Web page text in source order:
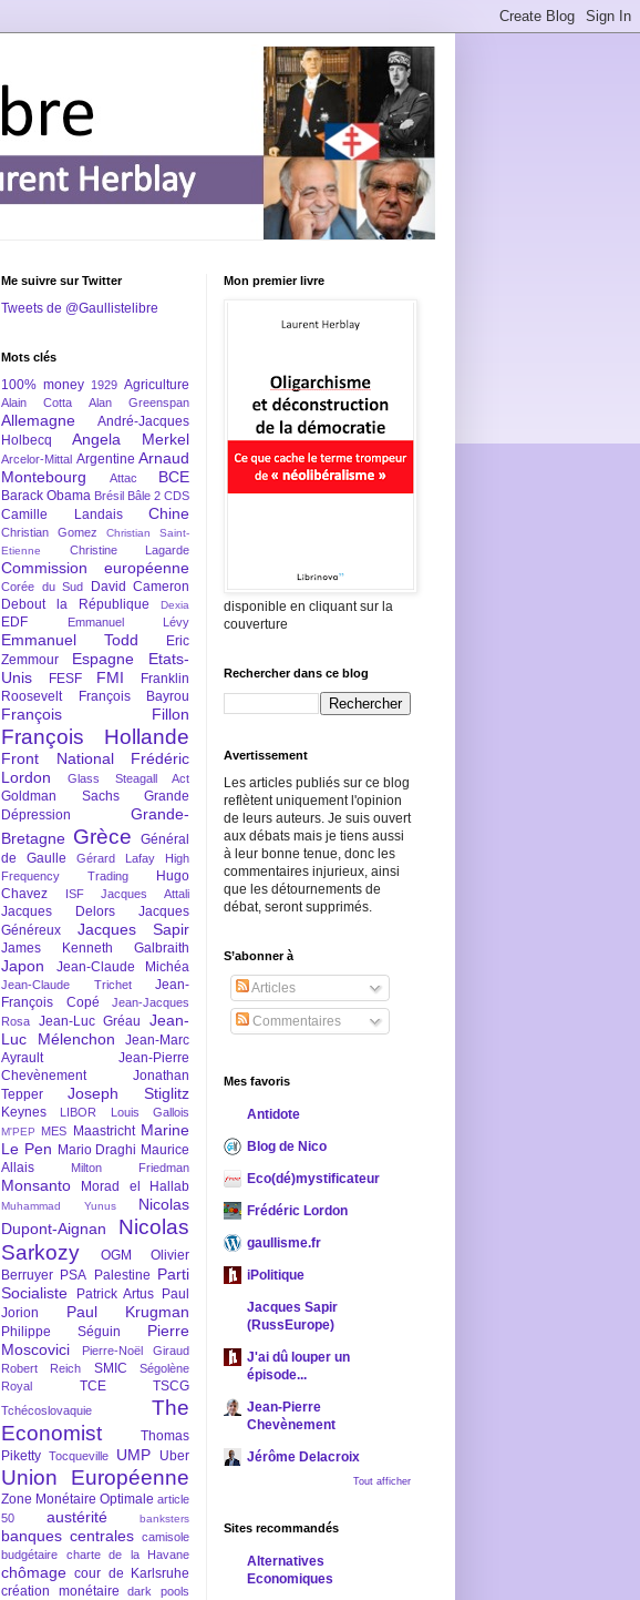
Me suivre sur Twitter
Tweets de @Gaullistelibre
Mots clés
100% money 1929 Agriculture
Alain Cotta Alan Greenspan
Allemagne
André-Jacques
Holbecq
Angela Merkel
Arcelor-Mittal Argentine Arnaud
Montebourg
Attac BCE
Barack Obama Brésil Bâle 2 CDS
Camille Landais Chine
Christian Gomez
Christian Saint-
Etienne
Christine Lagarde
Commission européenne
Corée du Sud
David Cameron
Debout la République
Dexia
EDF Emmanuel Lévy
Emmanuel Todd
Eric
Zemmour
Espagne
Etats-
Unis
FESF FMI
Franklin
Roosevelt
François Bayrou
François Fillon
François Hollande
Front National
Frédéric
Lordon
Glass Steagall Act
Goldman Sachs
Grande
Dépression
Grande-
Bretagne Grèce
Général
de Gaulle
Gérard Lafay
High
Frequency Trading
Hugo
Chavez
ISF Jacques Attali
Jacques Delors
Jacques
Généreux
Jacques Sapir
James Kenneth Galbraith
Japon Jean-Claude Michéa
Jean-Claude Trichet
Jean-
François Copé
Jean-Jacques
Rosa
Jean-Luc Gréau
Jean-
Luc Mélenchon
Jean-Marc
Ayrault
Jean-Pierre
Chevènement
Jonathan
Tepper
Joseph Stiglitz
Keynes LIBOR Louis Gallois
M'PEP MES Maastricht Marine
Le Pen Mario Draghi Maurice
Allais
Milton Friedman
Monsanto Morad el Hallab
Muhammad Yunus
Nicolas
Dupont-Aignan
Nicolas
Sarkozy
OGM
Olivier
Berruyer PSA Palestine Parti
Socialiste
Patrick Artus
Paul
Jorion
Paul Krugman
Philippe Séguin
Pierre
Moscovici
Pierre-Noël Giraud
Robert Reich
SMIC
Ségolène
Royal
TCE TSCG
Tchécoslovaquie
The
Economist
Thomas
Piketty Tocqueville UMP Uber
Union Européenne
Zone Monétaire Optimale article
50
austérité banksters
banques centrales camisole
budgétaire
charte de la Havane
chômage cour de Karlsruhe
création monétaire
dark pools
Mon premier livre
disponible en cliquant sur la
couverture
Rechercher dans ce blog
Avertissement
Les articles publiés sur ce blog
reflètent uniquement l'opinion
de leurs auteurs. Je suis ouvert
aux débats mais je tiens aussi
à leur bonne tenue, donc les
commentaires injurieux, ainsi
que les détournements de
débat, seront supprimés.
S’abonner à
Articles
Commentaires
Mes favoris
Antidote
Blog de Nico
Eco(dé)mystificateur
Frédéric Lordon
gaullisme.fr
iPolitique
Jacques Sapir
(RussEurope)
J'ai dû louper un
épisode...
Jean-Pierre
Chevènement
Jérôme Delacroix
Tout afficher
Sites recommandés
Alternatives
Economiques